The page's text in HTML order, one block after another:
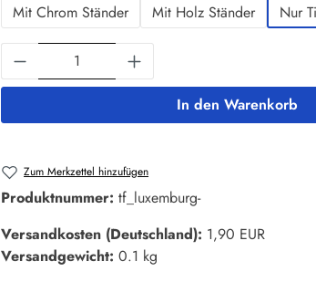
Mit Chrom Ständer Mit Holz Ständer Nur
Produkt Anzahl: Gib den
In den Warenkorb
Zum Merkzettel hinzufügen
Produktnummer: tf_luxemburg-
Versandkosten (Deutschland): 1,90 EUR
Versandgewicht: 0.1 kg